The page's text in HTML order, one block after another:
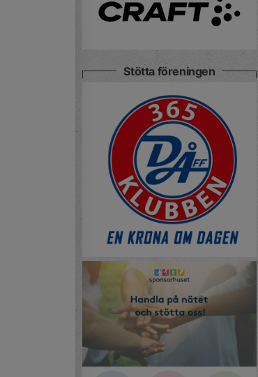
Stötta föreningen